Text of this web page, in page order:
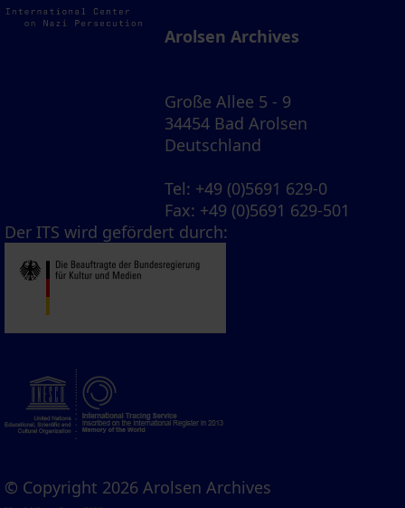
Arolsen Archives
Große Allee 5 - 9
34454 Bad Arolsen
Deutschland
Tel: +49 (0)5691 629-0
Fax: +49 (0)5691 629-501
Der ITS wird gefördert durch:
© Copyright 2026 Arolsen Archives